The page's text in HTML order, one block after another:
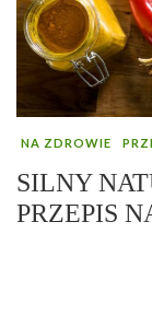
NA ZDROWIE
SILNY
PRZEPIS